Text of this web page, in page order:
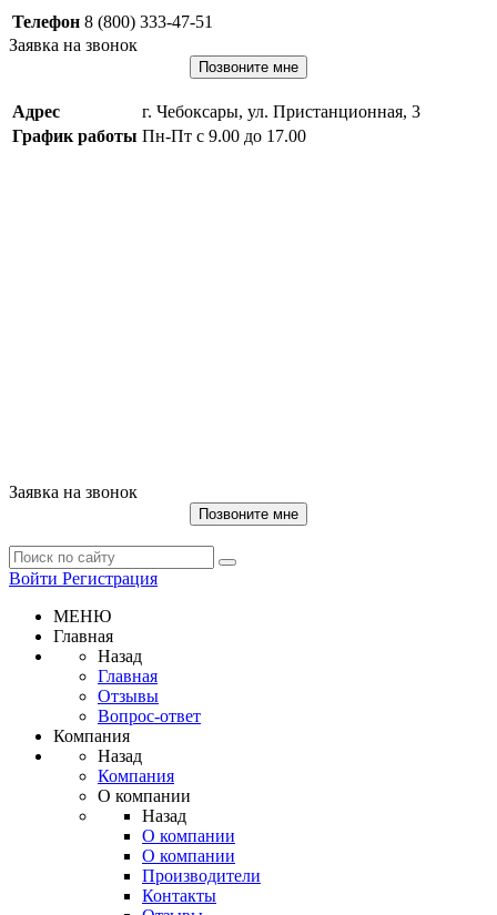
Телефон 8 (800) 333-47-51
Заявка на звонок
Позвоните мне
Адрес
г. Чебоксары, ул. Пристанционная, 3
График работы Пн-Пт с 9.00 до 17.00
Заявка на звонок
Позвоните мне
Войти Регистрация
МЕНЮ
Главная
Назад
Главная
Отзывы
Вопрос-ответ
Компания
Назад
Компания
О компании
Назад
О компании
О компании
Производители
Контакты